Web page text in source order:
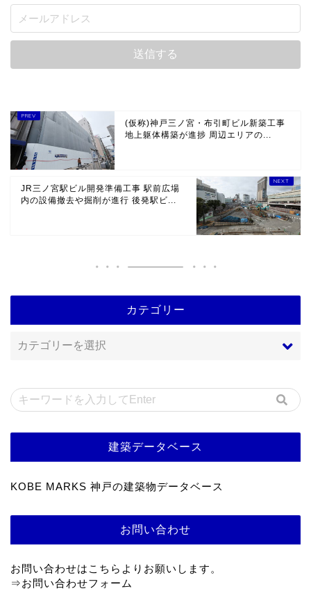
(仮称)神戸三ノ宮・布引町ビル新築工事
地上躯体構築が進捗 周辺エリアの...
JR三ノ宮駅ビル開発準備工事 駅前広場
内の設備撤去や掘削が進行 後発駅ビ...
カテゴリー
建築データベース
KOBE MARKS 神戸の建築物データベース
お問い合わせ
お問い合わせはこちらよりお願いします。
⇒お問い合わせフォーム